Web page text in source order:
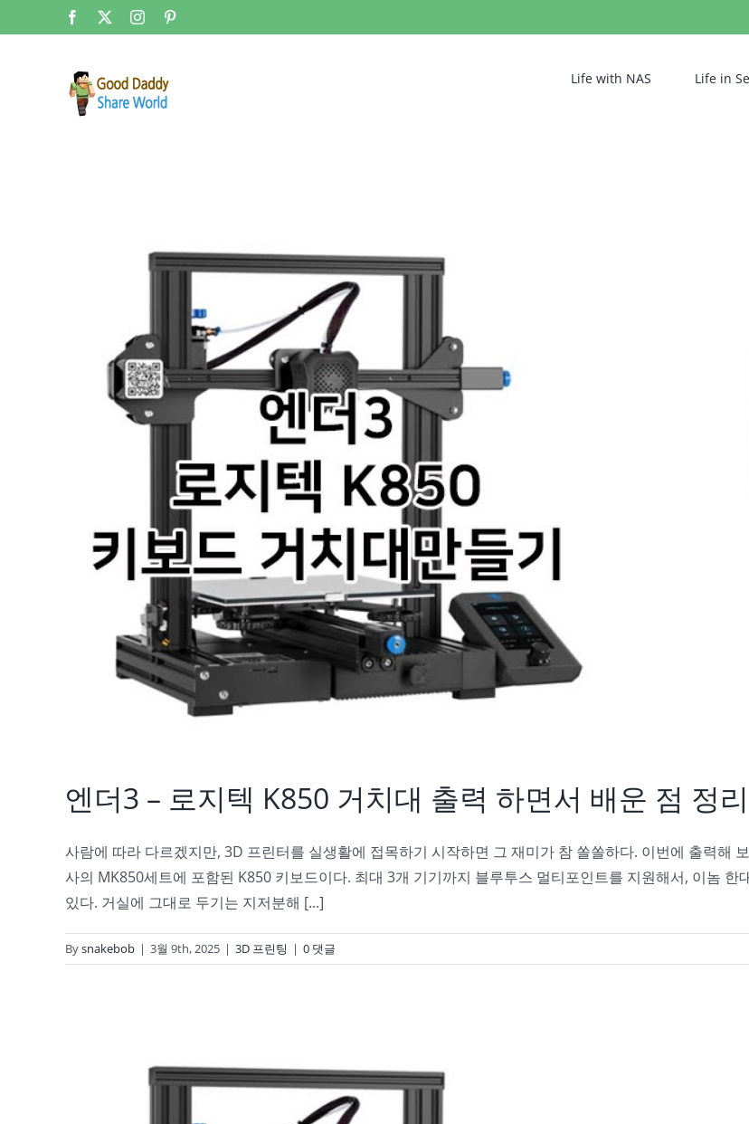
텐
Facebook Instagram
Life with NAS Life in
엔더3 – 로지텍 K850 거치대 출력 하면서 배운 점 정리
사람에 따라 다르겠지만, 3D 프린터를 실생활에 접목하기 시작하면 그 재미가 참 쏠쏠하다. 이번에 출력해
사의 MK850세트에 포함된 K850 키보드이다. 최대 3개 기기까지 블루투스 멀티포인트를 지원해서, 이놈
있다. 거실에 그대로 두기는 지저분해 [...]
Bysnakebob | 3월 9th, 2025 | 3D 프린팅 | 0 댓글